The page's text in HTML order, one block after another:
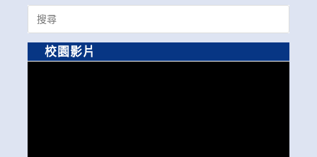
Search
for:
校園影片